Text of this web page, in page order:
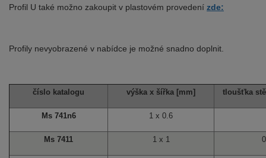
Profil U také možno zakoupit v plastovém provedení zde:
Profily nevyobrazené v nabídce je možné snadno doplnit.
číslo katalogu výška x šířka [mm] tloušťka
Ms 741n6 1 x 0.6
Ms 7411 1 x 1